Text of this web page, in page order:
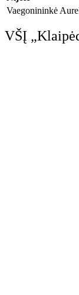
Vaegonininkė
VŠĮ